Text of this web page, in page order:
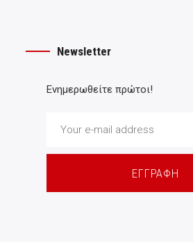
Newsletter
Ενημερωθείτε πρώτοι!
ΕΓΓΡΑΦΗ